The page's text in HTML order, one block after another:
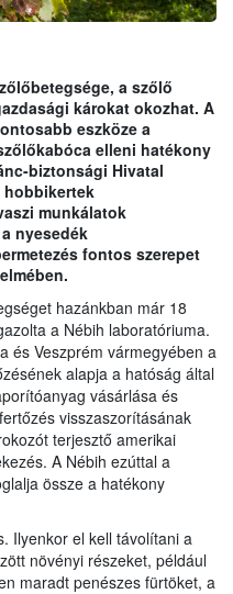
a szőlő
károkat okozhat. A
eszköze a
elleni hatékony
biztonsági Hivatal
hobbikertek
munkálatok
nyesedék
fontos szerepet
hazánkban már 18
a Nébih laboratóriuma.
és Veszprém vármegyében a
alapja a hatóság által
vásárlása és
visszaszorításának
terjesztő amerikai
A Nébih ezúttal a
össze a hatékony
Ilyenkor el kell távolítani a
növényi részeket, például
maradt penészes fürtöket, a